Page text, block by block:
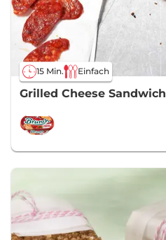
15 Min. Einfach
Grilled Cheese Sandwich